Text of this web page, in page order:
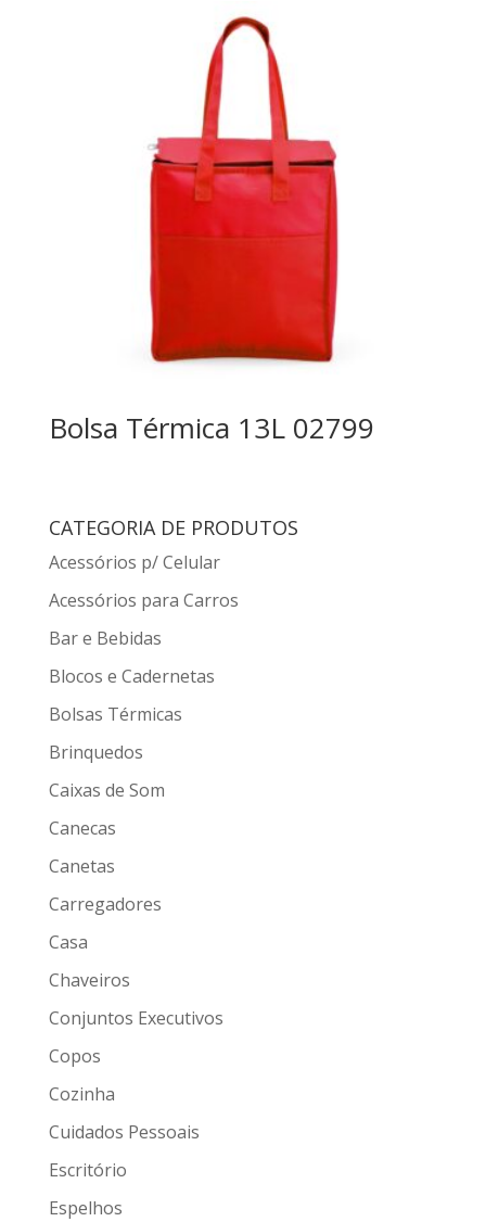
Bolsa Térmica 13L 02799
CATEGORIA DE PRODUTOS
Acessórios p/ Celular
Acessórios para Carros
Bar e Bebidas
Blocos e Cadernetas
Bolsas Térmicas
Brinquedos
Caixas de Som
Canecas
Canetas
Carregadores
Casa
Chaveiros
Conjuntos Executivos
Copos
Cozinha
Cuidados Pessoais
Escritório
Espelhos